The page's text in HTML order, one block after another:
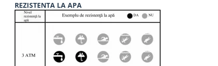
REZISTENTA LA APA